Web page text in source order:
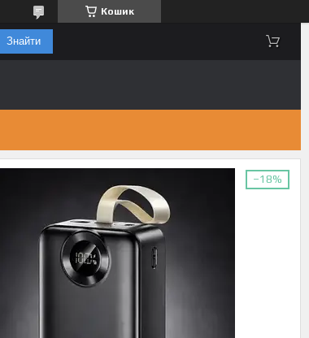
Кошик
Знайти
–18%